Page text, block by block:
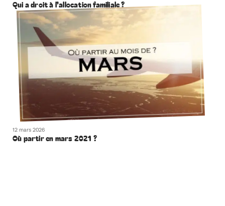
Qui a droit à l’allocation familiale ?
12 mars 2026
Où partir en mars 2021 ?